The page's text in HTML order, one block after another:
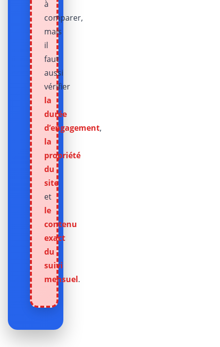
à
comparer,
mais
il
faut
aussi
vérifier
la
durée
d’engagement,
la
propriété
du
site
et
le
contenu
exact
du
suivi
mensuel.